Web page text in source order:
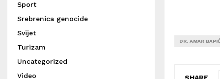
DR. AMAR
Sport
Srebrenica genocide
Svijet
Turizam
Uncategorized
Video